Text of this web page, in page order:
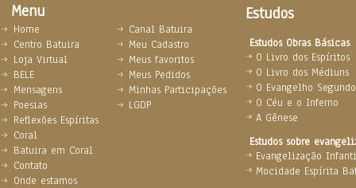
Menu Estudos
Estudos Obras Básicas
O Livro dos Espíritos
O Livro dos Médiuns
O Evangelho
O Céu e o Inferno
A Gênese
Estudos sobre
Evangelização
Mocidade Espírita
Home
Centro Batuira
Loja Virtual
BELE
Mensagens
Poesias
Reflexões Espíritas
Coral
Batuira em Coral
Contato
Onde estamos
Canal Batuira
Meu Cadastro
Meus favoritos
Meus Pedidos
Minhas Participações
LGDP